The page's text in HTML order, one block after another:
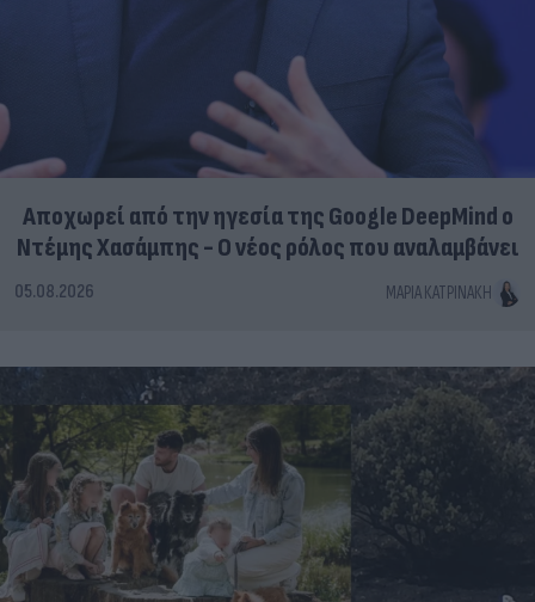
Αποχωρεί από την ηγεσία της Google DeepMind ο
Ντέμης Χασάμπης - Ο νέος ρόλος που αναλαμβάνει
05.08.2026 ΜΑΡΊΑ ΚΑΤΡΙΝΆΚΗ